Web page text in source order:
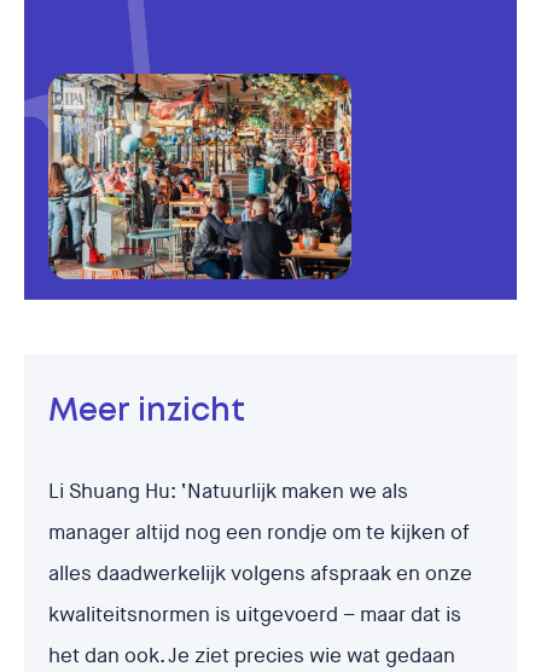
Meer inzicht
Li Shuang Hu: ‘Natuurlijk maken we als
manager altijd nog een rondje om te kijken of
alles daadwerkelijk volgens afspraak en onze
kwaliteitsnormen is uitgevoerd – maar dat is
het dan ook. Je ziet precies wie wat gedaan